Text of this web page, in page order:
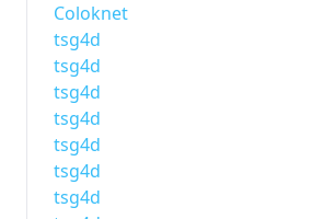
Coloknet
tsg4d
tsg4d
tsg4d
tsg4d
tsg4d
tsg4d
tsg4d